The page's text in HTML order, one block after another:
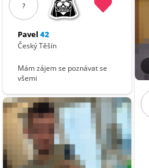
?
Pavel 42
Český Těšín
Mám zájem se poznávat se
všemi